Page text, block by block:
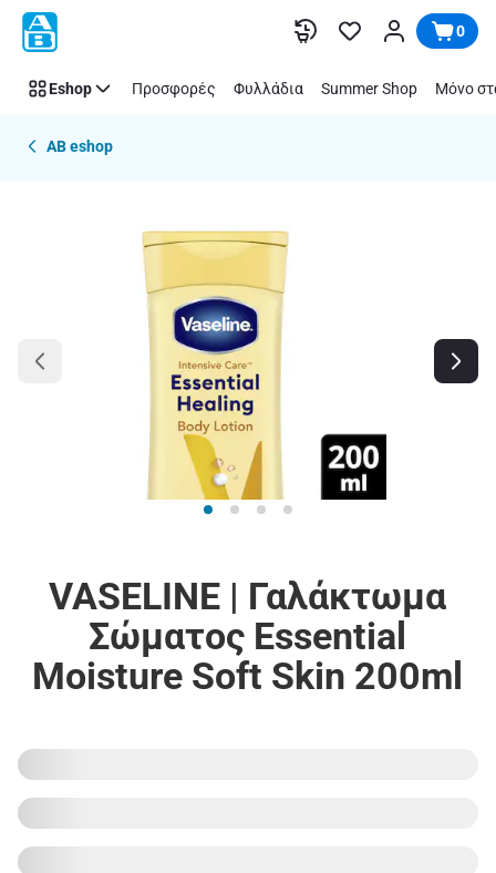
Παράλειψη 0
Eshop Προσφορές Φυλλάδια Summer Shop Μόνο
AB eshop
VASELINE | Γαλάκτωμα
Σώματος Essential
Moisture Soft Skin 200ml